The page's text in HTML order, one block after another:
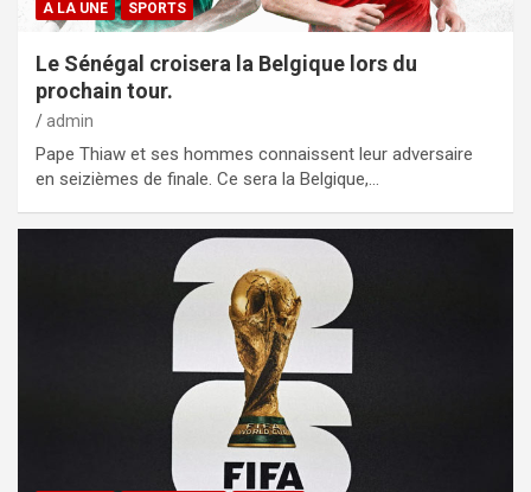
A LA UNE SPORTS
Le Sénégal croisera la Belgique lors du
prochain tour.
admin
Pape Thiaw et ses hommes connaissent leur adversaire
en seizièmes de finale. Ce sera la Belgique,…